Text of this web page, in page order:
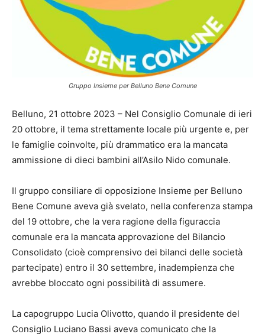
Gruppo Insieme per Belluno Bene Comune
Belluno, 21 ottobre 2023 – Nel Consiglio Comunale di ieri
20 ottobre, il tema strettamente locale più urgente e, per
le famiglie coinvolte, più drammatico era la mancata
ammissione di dieci bambini all’Asilo Nido comunale.
Il gruppo consiliare di opposizione Insieme per Belluno
Bene Comune aveva già svelato, nella conferenza stampa
del 19 ottobre, che la vera ragione della figuraccia
comunale era la mancata approvazione del Bilancio
Consolidato (cioè comprensivo dei bilanci delle società
partecipate) entro il 30 settembre, inadempienza che
avrebbe bloccato ogni possibilità di assumere.
La capogruppo Lucia Olivotto, quando il presidente del
Consiglio Luciano Bassi aveva comunicato che la